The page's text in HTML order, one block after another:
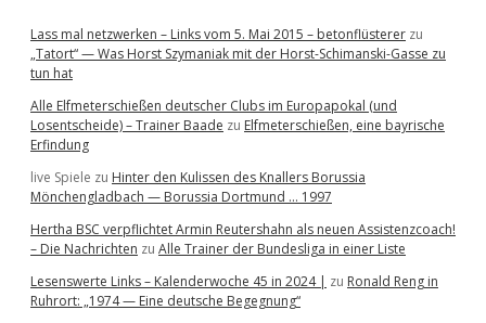
Lass mal netzwerken – Links vom 5. Mai 2015 – betonflüsterer zu
„Tatort“ — Was Horst Szymaniak mit der Horst-Schimanski-Gasse zu
tun hat
Alle Elfmeterschießen deutscher Clubs im Europapokal (und
Losentscheide) – Trainer Baade zu Elfmeterschießen, eine bayrische
Erfindung
live Spiele zu Hinter den Kulissen des Knallers Borussia
Mönchengladbach — Borussia Dortmund … 1997
Hertha BSC verpflichtet Armin Reutershahn als neuen Assistenzcoach!
– Die Nachrichten zu Alle Trainer der Bundesliga in einer Liste
Lesenswerte Links – Kalenderwoche 45 in 2024 | zu Ronald Reng in
Ruhrort: „1974 — Eine deutsche Begegnung“